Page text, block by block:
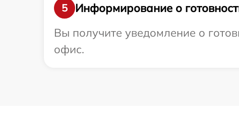
5
Информирование о
Вы получите уведомление о
офис.